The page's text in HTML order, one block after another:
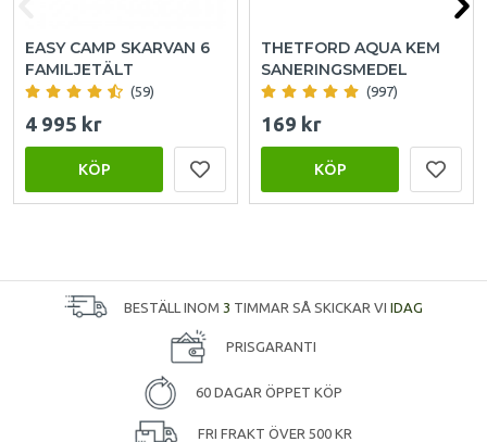
EASY CAMP SKARVAN 6
FAMILJETÄLT
(59)
4 995 kr
KÖP
THETFORD AQUA KEM
SANERINGSMEDEL
(997)
169 kr
KÖP
BESTÄLL INOM 3 TIMMAR SÅ SKICKAR VI IDAG
PRISGARANTI
60 DAGAR ÖPPET KÖP
FRI FRAKT ÖVER 500 KR